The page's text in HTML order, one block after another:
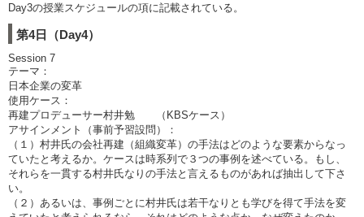
Day3の授業スケジュールの項に記載されている。
第4日（Day4）
Session 7
テーマ：
日本企業の変革
使用ケース：
再建プロデューサー村井勉 （KBSケース）
アサインメント（事前予習設問）：
（１）村井氏の会社再建（組織変革）の手法はどのような要素からなっ
ていたと考えるか。ケースは時系列で３つの事例を述べている。もし、
それらを一貫する村井氏なりの手法と言えるものがあれば抽出して下さ
い。
（２）あるいは、事例ごとに村井氏は若干なりとも学びを得て手法を変